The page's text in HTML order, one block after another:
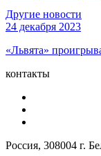
Другие новости
24 декабря 2023
«Львята»
контакты
Россия, 308004 г.